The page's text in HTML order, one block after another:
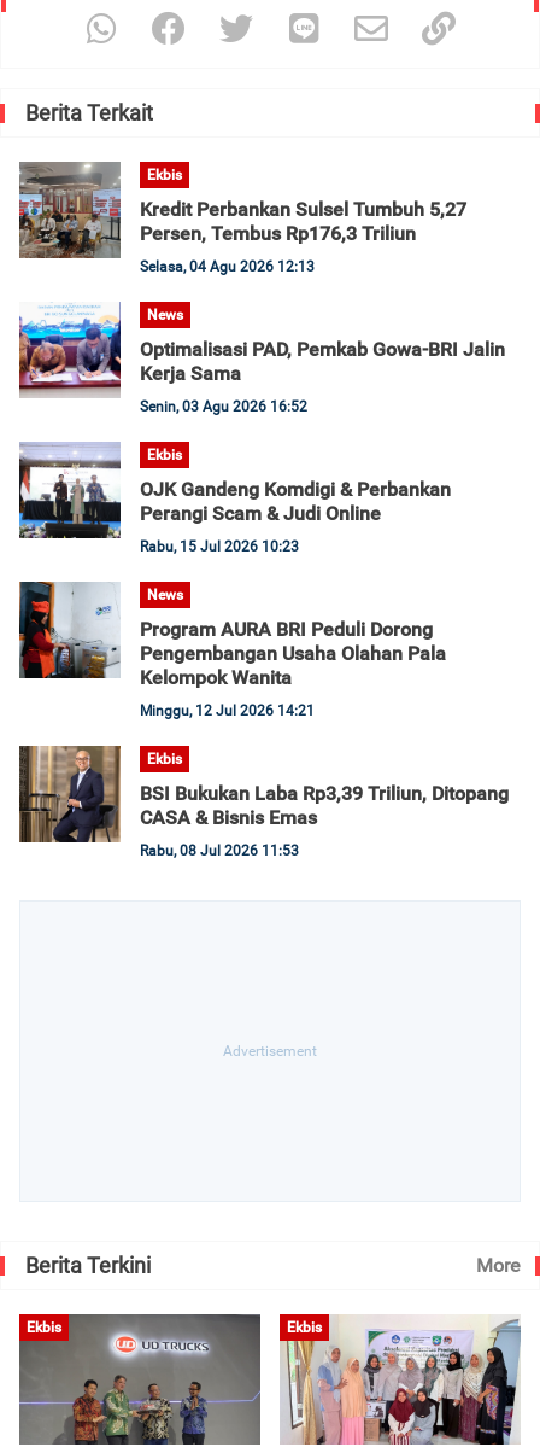
Berita Terkait
Ekbis
Kredit Perbankan Sulsel Tumbuh 5,27
Persen, Tembus Rp176,3 Triliun
Selasa, 04 Agu 2026 12:13
News
Optimalisasi PAD, Pemkab Gowa-BRI Jalin
Kerja Sama
Senin, 03 Agu 2026 16:52
Ekbis
OJK Gandeng Komdigi & Perbankan
Perangi Scam & Judi Online
Rabu, 15 Jul 2026 10:23
News
Program AURA BRI Peduli Dorong
Pengembangan Usaha Olahan Pala
Kelompok Wanita
Minggu, 12 Jul 2026 14:21
Ekbis
BSI Bukukan Laba Rp3,39 Triliun, Ditopang
CASA & Bisnis Emas
Rabu, 08 Jul 2026 11:53
Berita Terkini More
Ekbis Ekbis